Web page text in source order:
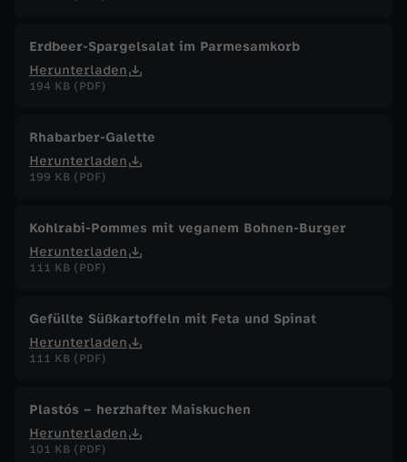
Erdbeer-Spargelsalat im Parmesamkorb
Herunterladen
194 KB (PDF)
Rhabarber-Galette
Herunterladen
199 KB (PDF)
Kohlrabi-Pommes mit veganem Bohnen-Burger
Herunterladen
111 KB (PDF)
Gefüllte Süßkartoffeln mit Feta und Spinat
Herunterladen
111 KB (PDF)
Plastós – herzhafter Maiskuchen
Herunterladen
101 KB (PDF)